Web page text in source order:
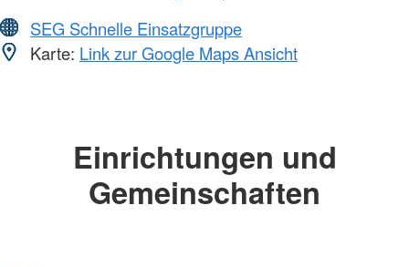
SEG Schnelle Einsatzgruppe
Karte: Link zur Google Maps Ansicht
Einrichtungen und
Gemeinschaften